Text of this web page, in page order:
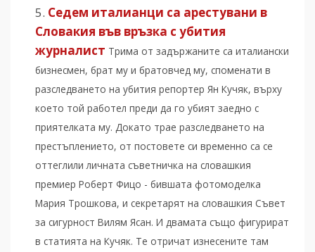
Седем италианци са арестувани в
Словакия във връзка с убития
журналист Трима от задържаните са италиански
бизнесмен, брат му и братовчед му, споменати в
разследването на убития репортер Ян Кучяк, върху
което той работел преди да го убият заедно с
приятелката му. Докато трае разследването на
престъплението, от постовете си временно са се
оттеглили личната съветничка на словашкия
премиер Роберт Фицо - бившата фотомоделка
Мария Трошкова, и секретарят на словашкия Съвет
за сигурност Вилям Ясан. И двамата също фигурират
в статията на Кучяк. Те отричат изнесените там